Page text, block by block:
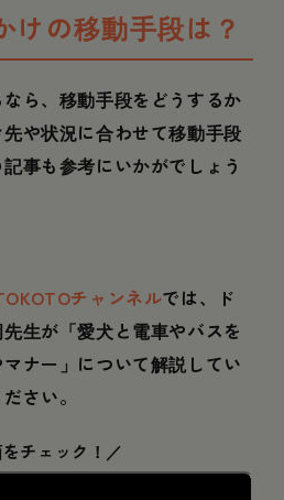
けの移動手段は？
ら、移動手段をどうするか
や状況に合わせて移動手段
事も参考にいかがでしょう
チャンネルでは、ド
生が「愛犬と電車やバスを
ナー」について解説してい
さい。
チェック！／